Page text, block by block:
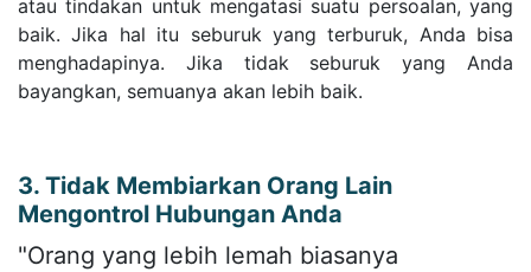
atau tindakan untuk mengatasi suatu persoalan, yang
baik. Jika hal itu seburuk yang terburuk, Anda bisa
menghadapinya. Jika tidak seburuk yang Anda
bayangkan, semuanya akan lebih baik.
3. Tidak Membiarkan Orang Lain
Mengontrol Hubungan Anda
"Orang yang lebih lemah biasanya